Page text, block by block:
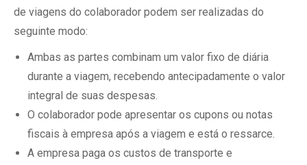
de viagens do colaborador podem ser realizadas do
seguinte modo:
Ambas as partes combinam um valor fixo de diária
durante a viagem, recebendo antecipadamente o valor
integral de suas despesas.
O colaborador pode apresentar os cupons ou notas
fiscais à empresa após a viagem e está o ressarce.
A empresa paga os custos de transporte e